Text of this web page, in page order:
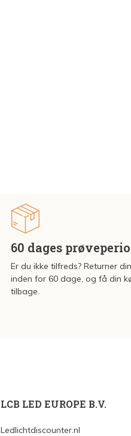
60 dages
Er du ikke tilfreds? Returner
inden for 60 dage, og få din
tilbage.
LCB LED EUROPE B.V.
Ledlichtdiscounter.nl